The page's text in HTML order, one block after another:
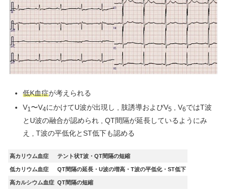
低K血症が考えられる
V1 〜V4にかけてU波が出現し , 肢誘導およびV5 , V6ではT波
とU波の融合が認められ , QT間隔が延長しているようにみ
え , T波の平低化とST低下も認める
高カリウム血症 テント状T波 ・ QT間隔の短縮
低カリウム血症 QT間隔の延長・ U波の増高・ T波の平低化・ ST低下
高カルシウム血症 QT間隔の短縮